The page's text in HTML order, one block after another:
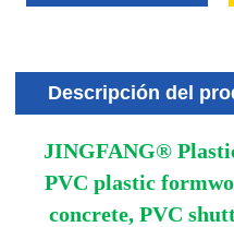
Descripción del
JINGFANG®
PVC plastic
concrete, PVC